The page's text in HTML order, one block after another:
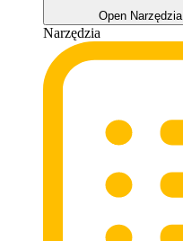
Open Narzędzia
Narzędzia